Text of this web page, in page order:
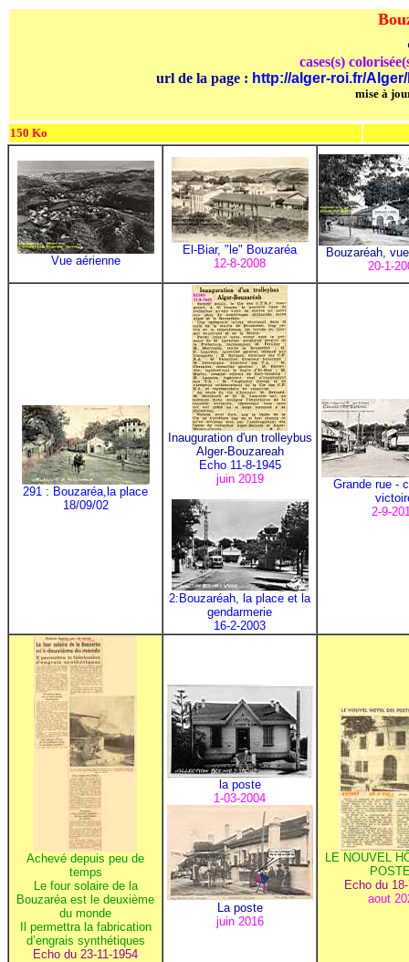
cases(s)
url de la page : http://alger-roi.fr/
mise à
150 Ko
Vue aérienne
El-Biar, "le" Bouzaréa
12-8-2008
Bouzaréah,
20-1-
291 : Bouzaréa,la place
18/09/02
Inauguration d'un trolleybus
Alger-Bouzareah
Echo 11-8-1945
juin 2019
2:Bouzaréah, la place et la
gendarmerie
16-2-2003
Grande rue -
2-9-
Achevé depuis peu de
temps
Le four solaire de la
Bouzaréa est le deuxième
du monde
Il permettra la fabrication
d’engrais synthétiques
Echo du 23-11-1954
la poste
1-03-2004
La poste
juin 2016
LE NOUVEL
Echo du
aout